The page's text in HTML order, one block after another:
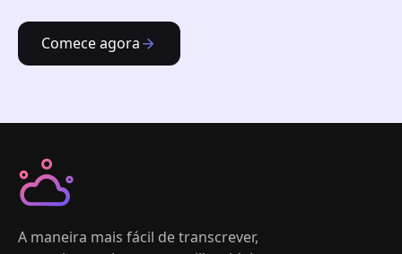
Comece agora
A maneira mais fácil de transcrever,